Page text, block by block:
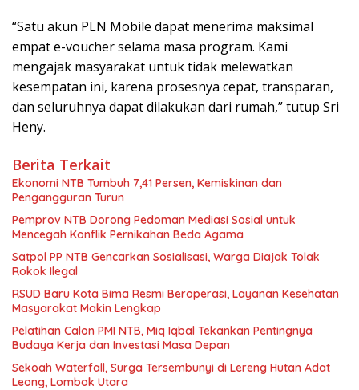
“Satu akun PLN Mobile dapat menerima maksimal
empat e-voucher selama masa program. Kami
mengajak masyarakat untuk tidak melewatkan
kesempatan ini, karena prosesnya cepat, transparan,
dan seluruhnya dapat dilakukan dari rumah,” tutup Sri
Heny.
Berita Terkait
Ekonomi NTB Tumbuh 7,41 Persen, Kemiskinan dan
Pengangguran Turun
Pemprov NTB Dorong Pedoman Mediasi Sosial untuk
Mencegah Konflik Pernikahan Beda Agama
Satpol PP NTB Gencarkan Sosialisasi, Warga Diajak Tolak
Rokok Ilegal
RSUD Baru Kota Bima Resmi Beroperasi, Layanan Kesehatan
Masyarakat Makin Lengkap
Pelatihan Calon PMI NTB, Miq Iqbal Tekankan Pentingnya
Budaya Kerja dan Investasi Masa Depan
Sekoah Waterfall, Surga Tersembunyi di Lereng Hutan Adat
Leong, Lombok Utara